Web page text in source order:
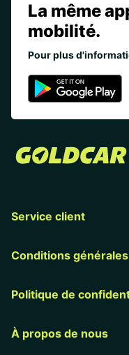
La même
mobilité.
Pour plus
Service client
Conditions générales
Politique de
À propos de nous